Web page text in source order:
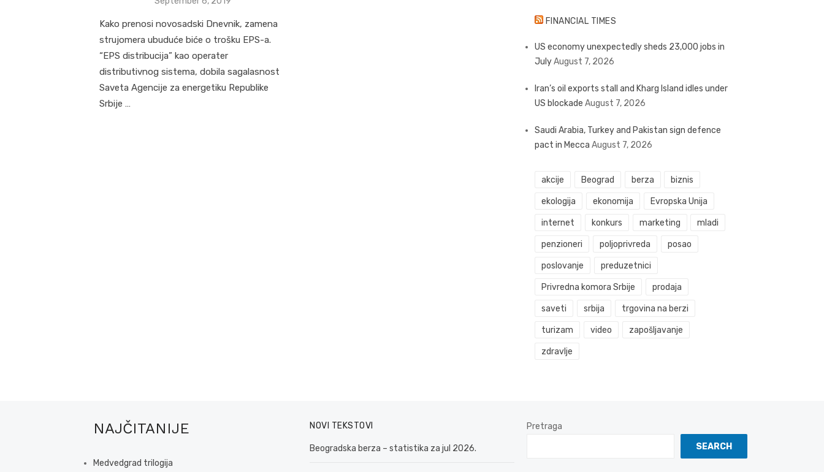
Kako prenosi novosadski Dnevnik, zamena
strujomera ubuduće biće o trošku EPS-a.
“EPS distribucija” kao operater
distributivnog sistema, dobila sagalasnost
Saveta Agencije za energetiku Republike
Srbije …
FINANCIAL TIMES
US economy unexpectedly sheds 23,000 jobs in
JulyAugust 7, 2026
Iran’s oil exports stall and Kharg Island idles under
US blockade August 7, 2026
Saudi Arabia, Turkey and Pakistan sign defence
pact in Mecca August 7, 2026
akcije Beograd berza biznis
ekologija ekonomija Evropska Unija
internet konkurs marketing mladi
penzioneri poljoprivreda posao
poslovanje preduzetnici
Privredna komora Srbije prodaja
saveti srbija trgovina na berzi
turizam video zapošljavanje
zdravlje
NAJČITANIJE
Medvedgrad trilogija
NOVI TEKSTOVI
Beogradska berza – statistika za jul 2026.
Pretraga
SEARCH